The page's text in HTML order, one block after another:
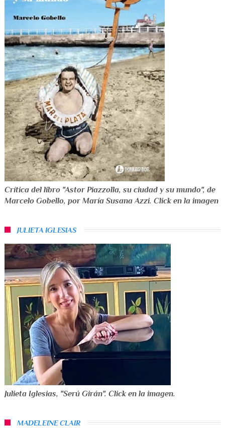
Crítica del libro "Astor Piazzolla, su ciudad y su mundo", de
Marcelo Gobello, por María Susana Azzi. Click en la imagen
JULIETA IGLESIAS
Julieta Iglesias, "Serú Girán". Click en la imagen.
MADELEINE CLAIR